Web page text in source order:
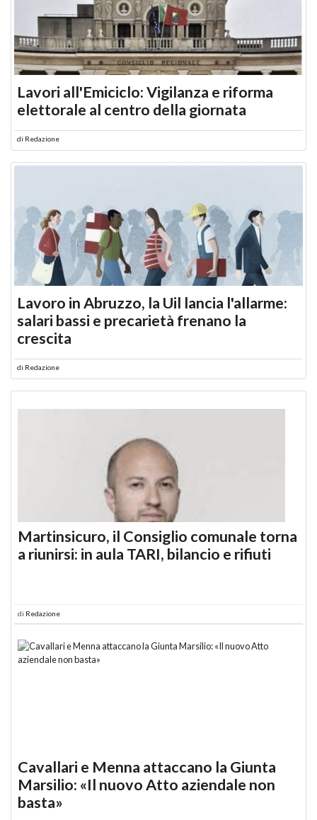
Lavori all'Emiciclo: Vigilanza e riforma
elettorale al centro della giornata
di Redazione
Lavoro in Abruzzo, la Uil lancia l'allarme:
salari bassi e precarietà frenano la
crescita
di Redazione
Martinsicuro, il Consiglio comunale torna
a riunirsi: in aula TARI, bilancio e rifiuti
di Redazione
Cavallari e Menna attaccano la Giunta
Marsilio: «Il nuovo Atto aziendale non
basta»